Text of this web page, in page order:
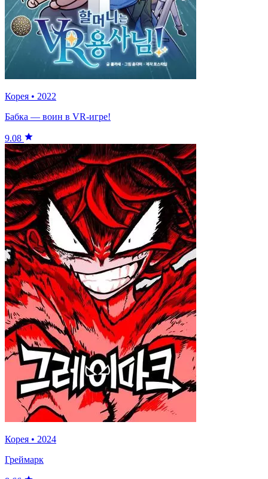
Корея • 2022
Бабка — воин в VR-игре!
9.08
Корея • 2024
Греймарк